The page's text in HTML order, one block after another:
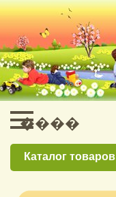
Каталог товаров